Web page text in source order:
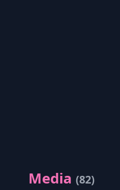
Media (82)